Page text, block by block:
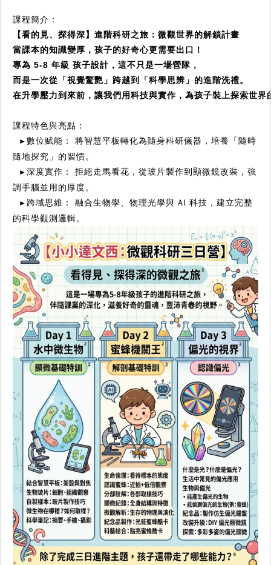
課程簡介：
當課本的知識變厚，孩子的好奇心更需要出口！
專為 5-8 年級
而是一次從「視覺驚艷」跨越到「科學思辨」的進階洗禮。
在升學壓力到來前，讓我們用科技與實作，為孩子裝上探索世界
課程特色與亮點：
►數位赋能： 將智慧平板轉化為隨身科研儀器，培養「隨時
隨地探究」的習慣。
►深度實作： 拒絕走馬看花，從玻片製作到顯微鏡改裝，強
調手腦並用的厚度。
►跨域思維： 融合生物學、物理光學與 AI 科技，建立完整
的科學觀測邏輯。